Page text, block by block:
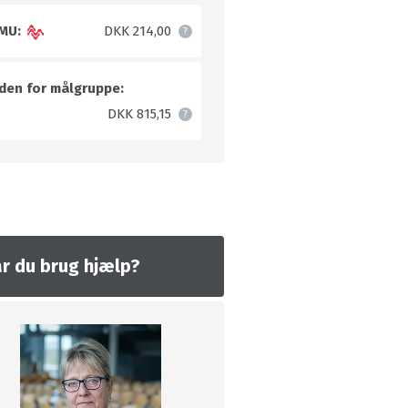
DKK 214,00
for målgruppe:
DKK 815,15
du brug hjælp?